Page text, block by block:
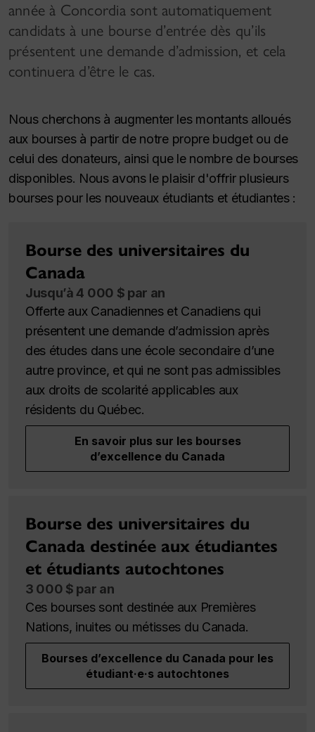
année à Concordia sont automatiquement
candidats à une bourse d’entrée dès qu’ils
présentent une demande d’admission, et cela
continuera d’être le cas.
Nous cherchons à augmenter les montants alloués
aux bourses à partir de notre propre budget ou de
celui des donateurs, ainsi que le nombre de bourses
disponibles. Nous avons le plaisir d'offrir plusieurs
bourses pour les nouveaux étudiants et étudiantes :
Bourse des universitaires du
Canada
Jusqu’à 4 000 $ par an
Offerte aux Canadiennes et Canadiens qui
présentent une demande d’admission après
des études dans une école secondaire d’une
autre province, et qui ne sont pas admissibles
aux droits de scolarité applicables aux
résidents du Québec.
En savoir plus sur les bourses
d’excellence du Canada
Bourse des universitaires du
Canada destinée aux étudiantes
et étudiants autochtones
3 000 $ par an
Ces bourses sont destinée aux Premières
Nations, inuites ou métisses du Canada.
Bourses d’excellence du Canada pour les
étudiant·e·s autochtones